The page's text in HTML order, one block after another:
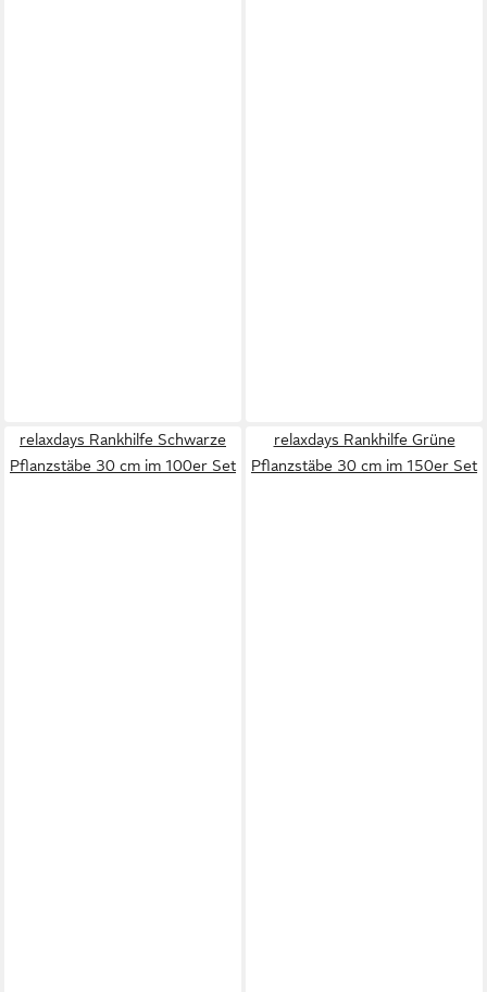
relaxdays Rankhilfe Schwarze
Pflanzstäbe 30 cm im 100er Set
relaxdays Rankhilfe Grüne
Pflanzstäbe 30 cm im 150er Set